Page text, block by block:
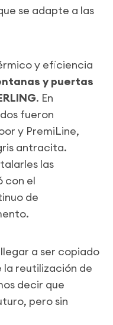
se adapte a las
y eficiencia
y puertas
. En
fueron
y PremiLine,
antracita.
las
con el
de
a ser copiado
la reutilización de
decir que
pero sin